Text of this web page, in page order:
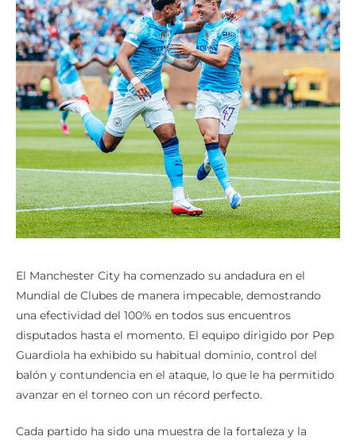
El Manchester City ha comenzado su andadura en el
Mundial de Clubes de manera impecable, demostrando
una efectividad del 100% en todos sus encuentros
disputados hasta el momento. El equipo dirigido por Pep
Guardiola ha exhibido su habitual dominio, control del
balón y contundencia en el ataque, lo que le ha permitido
avanzar en el torneo con un récord perfecto.
Cada partido ha sido una muestra de la fortaleza y la